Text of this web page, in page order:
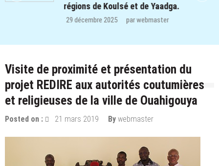
régions de Koulsé et de Yaadga.
29 décembre 2025 parwebmaster
Visite de proximité et présentation du
projet REDIRE aux autorités coutumières
et religieuses de la ville de Ouahigouya
Posted on : 21 mars 2019 By webmaster